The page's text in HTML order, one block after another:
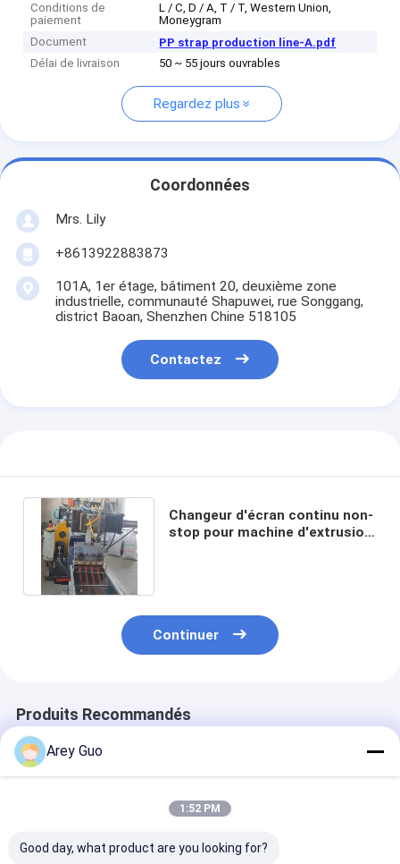
Conditions de
paiement
L / C, D / A, T / T, Western Union,
Moneygram
Document
PP strap production line-A.pdf
Délai de livraison
50 ~ 55 jours ouvrables
Regardez plus
Coordonnées
Mrs. Lily
+8613922883873
101A, 1er étage, bâtiment 20, deuxième zone
industrielle, communauté Shapuwei, rue Songgang,
district Baoan, Shenzhen Chine 518105
Contactez
Changeur d'écran continu non-
stop pour machine d'extrusion
Continuer
Produits Recommandés
Arey Guo
1:52 PM
Good day, what product are you looking for?